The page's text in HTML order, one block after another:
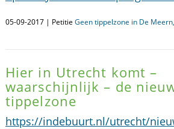
05-09-2017 | Petitie Geen tippelzone in De
Hier in Utrecht komt –
waarschijnlijk – de
tippelzone
https://indebuurt.nl/utrecht/